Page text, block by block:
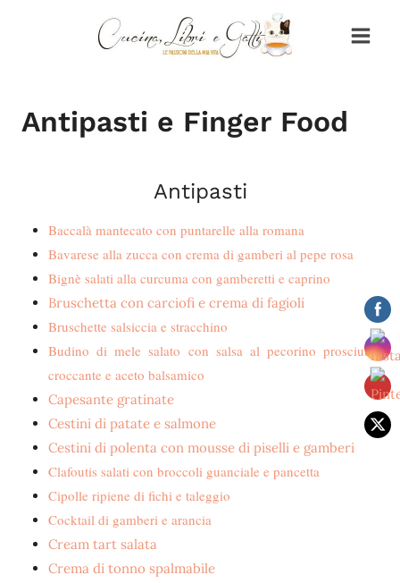
Antipasti e Finger Food
Antipasti
Baccalà mantecato con puntarelle alla romana
Bavarese alla zucca con crema di gamberi al pepe rosa
Bignè salati alla curcuma con gamberetti e caprino
Bruschetta con carciofi e crema di fagioli
Bruschette salsiccia e stracchino
Budino di mele salato con salsa al pecorino prosciutto
croccante e aceto balsamico
Capesante gratinate
Cestini di patate e salmone
Cestini di polenta con mousse di piselli e gamberi
Clafoutis salati con broccoli guanciale e pancetta
Cipolle ripiene di fichi e taleggio
Cocktail di gamberi e arancia
Cream tart salata
Crema di tonno spalmabile